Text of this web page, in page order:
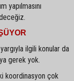
yapılmasını
ilgili konular da
gerek yok.
koordinasyon çok